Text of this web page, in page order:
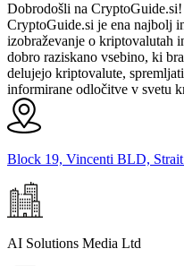
Dobrodošli na CryptoGuide.si!
CryptoGuide.si je ena najbolj
izobraževanje o kriptovalutah
dobro raziskano vsebino, ki
delujejo kriptovalute,
informirane odločitve v svetu
Block 19, Vincenti BLD,
AI Solutions Media Ltd